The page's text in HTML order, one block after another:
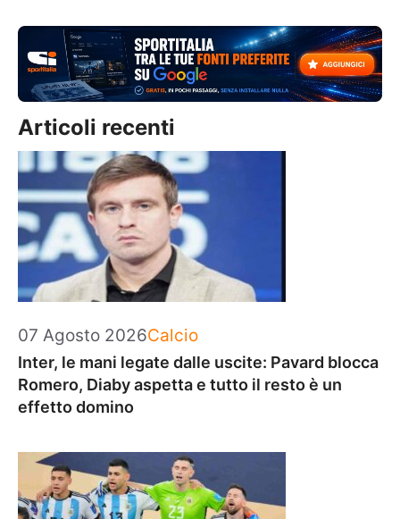
Articoli recenti
07 Agosto 2026Categorie
Calcio
Inter, le mani legate dalle uscite: Pavard blocca
Romero, Diaby aspetta e tutto il resto è un
effetto domino